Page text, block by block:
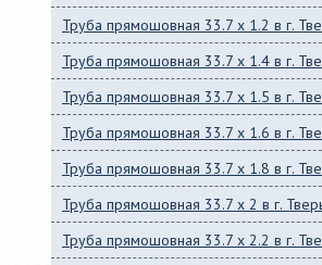
Труба прямошовная 33.7 x 1.2 в г.
Труба прямошовная 33.7 x 1.4 в г.
Труба прямошовная 33.7 x 1.5 в г.
Труба прямошовная 33.7 x 1.6 в г.
Труба прямошовная 33.7 x 1.8 в г.
Труба прямошовная 33.7 x 2 в г.
Труба прямошовная 33.7 x 2.2 в г.